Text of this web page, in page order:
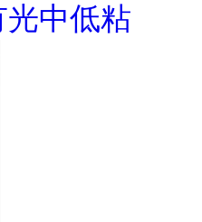
中低粘